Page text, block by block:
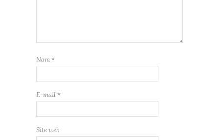
Nom *
E-mail *
Site web